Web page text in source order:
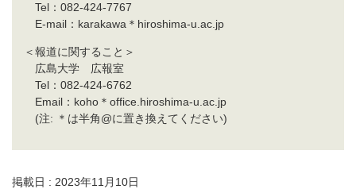
Tel：082-424-7767
E-mail：karakawa＊hiroshima-u.ac.jp
＜報道に関すること＞
広島大学 広報室
Tel：082-424-6762
Email：koho＊office.hiroshima-u.ac.jp
(注: ＊は半角@に置き換えてください)
掲載日 : 2023年11月10日